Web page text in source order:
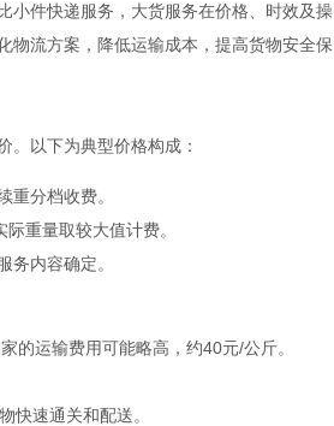
小件快递服务，大货服务在价格、时效及操
物流方案，降低运输成本，提高货物安全保
。以下为典型价格构成：
分档收费。
重量取较大值计费。
务内容确定。
的运输费用可能略高，约40元/公斤。
快速通关和配送。